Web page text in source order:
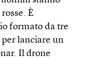
È
formato da tre
per lanciare un
Il drone